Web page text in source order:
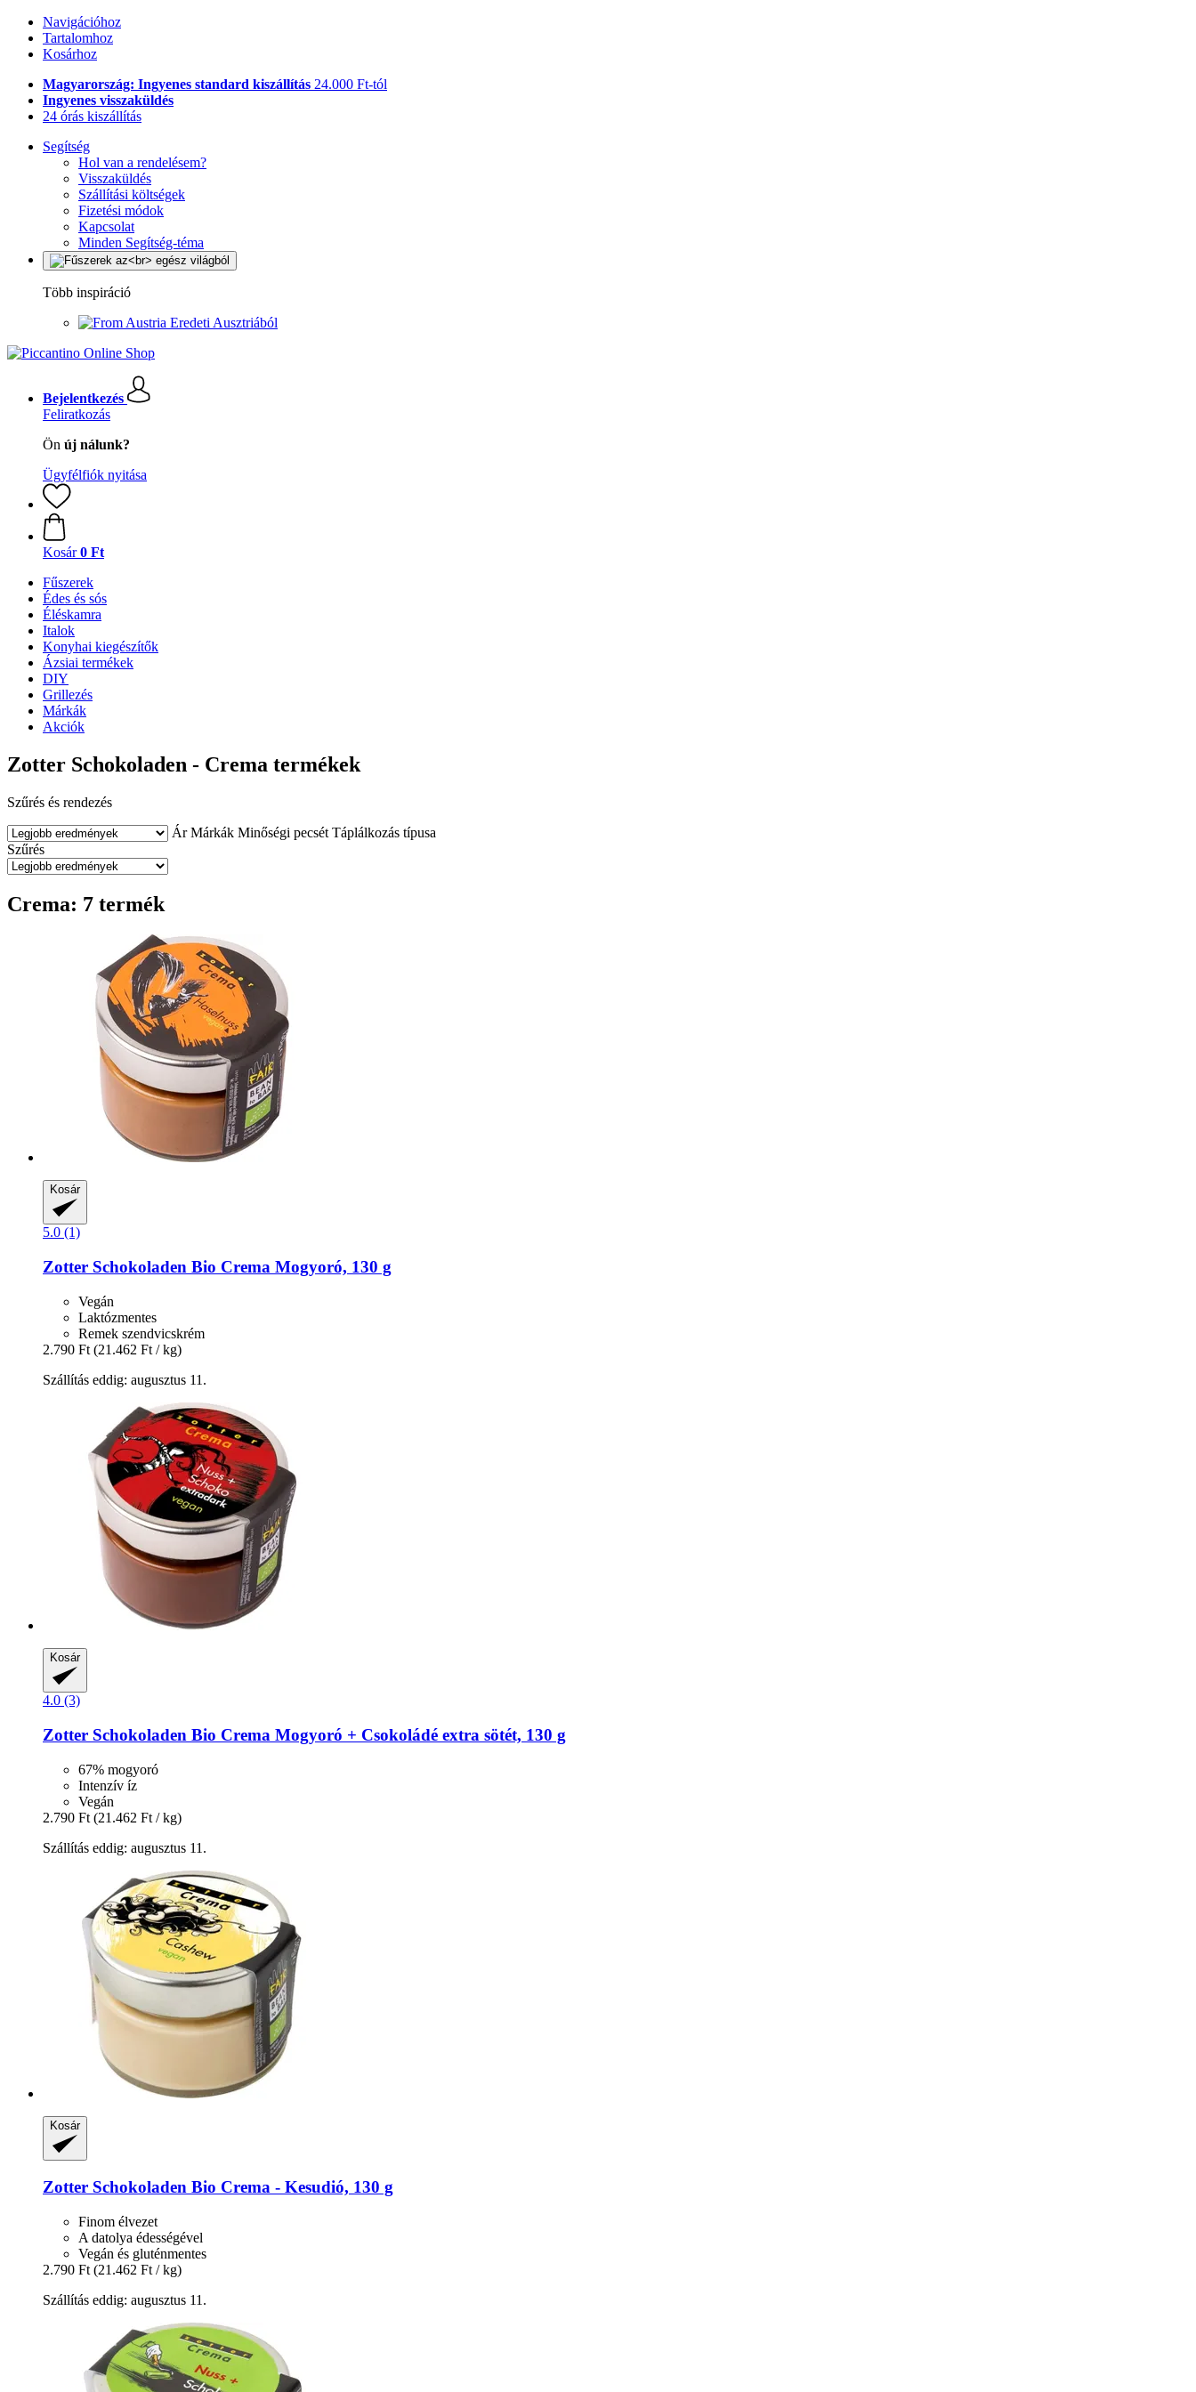
Navigációhoz
Tartalomhoz
Kosárhoz
Magyarország: Ingyenes standard kiszállítás 24.000 Ft-tól
Ingyenes visszaküldés
24 órás kiszállítás
Segítség
Hol van a rendelésem?
Visszaküldés
Szállítási költségek
Fizetési módok
Kapcsolat
Minden Segítség-téma
Több inspiráció
Eredeti Ausztriából
Bejelentkezés
Feliratkozás
Ön új nálunk?
Ügyfélfiók nyitása
Kosár 0 Ft
Fűszerek
Édes és sós
Éléskamra
Italok
Konyhai kiegészítők
Ázsiai termékek
DIY
Grillezés
Márkák
Akciók
Zotter Schokoladen - Crema termékek
Szűrés és rendezés
Ár Márkák Minőségi pecsét Táplálkozás típusa
Szűrés
Crema: 7 termék
Kosár
5.0 (1)
Zotter Schokoladen Bio Crema Mogyoró, 130 g
Vegán
Laktózmentes
Remek szendvicskrém
2.790 Ft (21.462 Ft / kg)
Szállítás eddig: augusztus 11.
Kosár
4.0 (3)
Zotter Schokoladen Bio Crema Mogyoró + Csokoládé extra sötét, 130 g
67% mogyoró
Intenzív íz
Vegán
2.790 Ft (21.462 Ft / kg)
Szállítás eddig: augusztus 11.
Kosár
Zotter Schokoladen Bio Crema -​ Kesudió, 130 g
Finom élvezet
A datolya édességével
Vegán és gluténmentes
2.790 Ft (21.462 Ft / kg)
Szállítás eddig: augusztus 11.